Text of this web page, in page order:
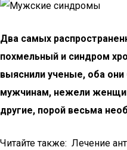
Два самых
похмельный и синдром
выяснили ученые, оба
мужчинам, нежели
другие, порой весьма
Читайте также: Лечение